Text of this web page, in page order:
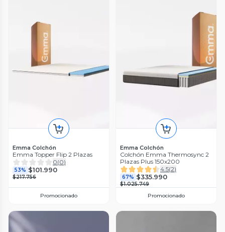
Emma Colchón
Emma Topper Flip 2 Plazas
0(0)
53% $101.990
$217.756
Promocionado
Emma Colchón
Colchón Emma Thermosync 2
Plazas Plus 150x200
4.5(2)
67% $335.990
$1.025.749
Promocionado